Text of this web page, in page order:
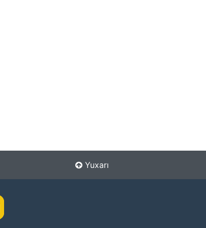
Yuxarı